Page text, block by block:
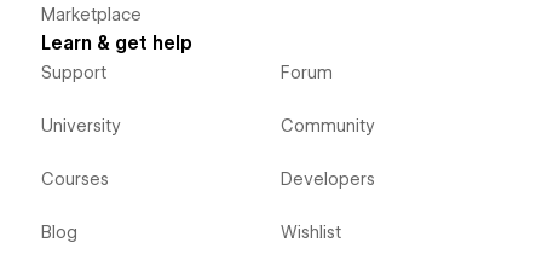
Marketplace
Learn & get help
Support
University
Courses
Blog
Forum
Community
Developers
Wishlist